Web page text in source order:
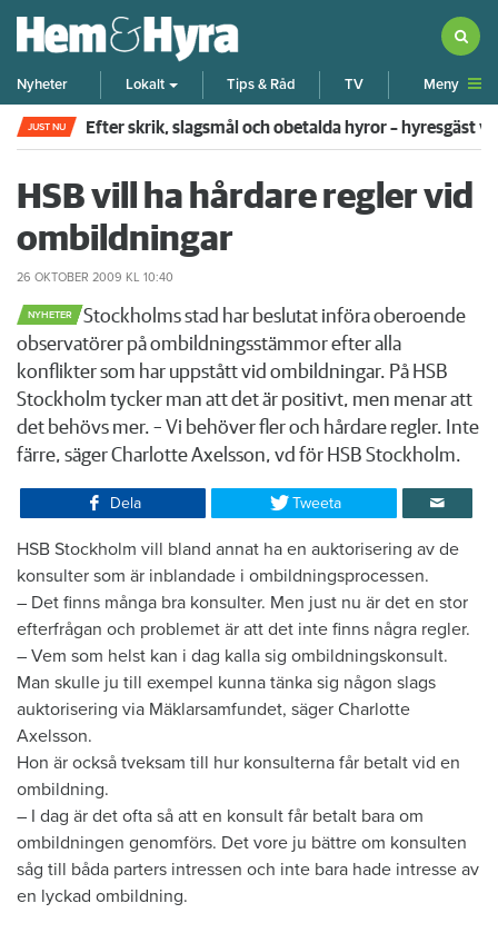
Nyheter Lokalt Tips & Råd TV Meny
JUST NU Efter skrik, slagsmål och obetalda hyror – hyresgäst
HSB vill ha hårdare regler vid
ombildningar
26 OKTOBER 2009 KL 10:40
NYHETER
​Stockholms stad har beslutat införa oberoende
observatörer på ombildningsstämmor efter alla
konflikter som har uppstått vid ombildningar. På HSB
Stockholm tycker man att det är positivt, men menar att
det behövs mer. – Vi behöver fler och hårdare regler. Inte
färre, säger Charlotte Axelsson, vd för HSB Stockholm.
Dela Tweeta
HSB Stockholm vill bland annat ha en auktorisering av de
konsulter som är inblandade i ombildningsprocessen.
– Det finns många bra konsulter. Men just nu är det en stor
efterfrågan och problemet är att det inte finns några regler.
– Vem som helst kan i dag kalla sig ombildningskonsult.
Man skulle ju till exempel kunna tänka sig någon slags
auktorisering via Mäklarsamfundet, säger Charlotte
Axelsson.
Hon är också tveksam till hur konsulterna får betalt vid en
ombildning.
– I dag är det ofta så att en konsult får betalt bara om
ombildningen genomförs. Det vore ju bättre om konsulten
såg till båda parters intressen och inte bara hade intresse av
en lyckad ombildning.